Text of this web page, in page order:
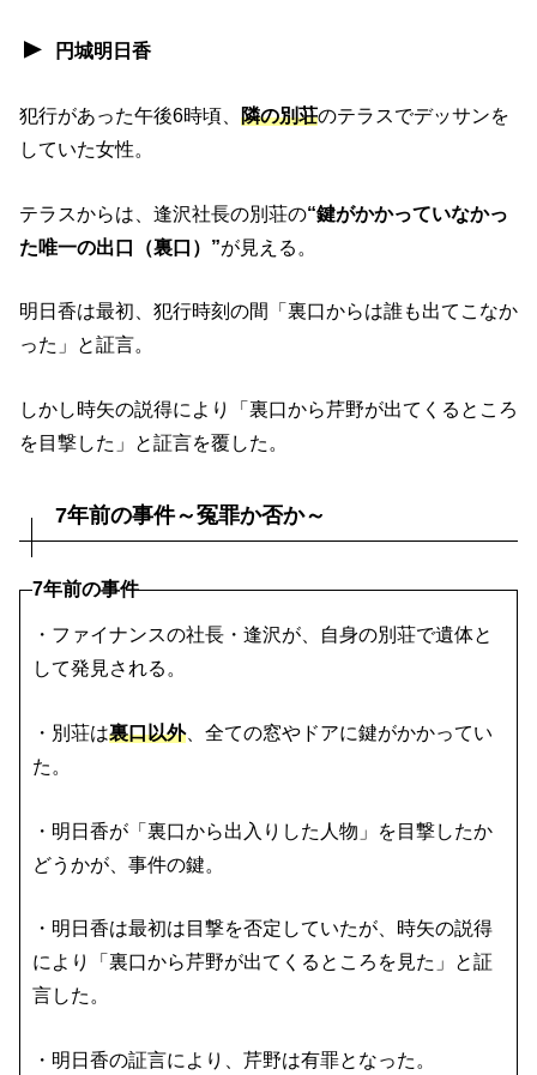
円城明日香
犯行があった午後6時頃、 隣の別荘のテラスでデッサンを
していた女性。
テラスからは、逢沢社長の別荘の“鍵がかかっていなかっ
た唯一の出口（裏口）”が見える。
明日香は最初、犯行時刻の間「裏口からは誰も出てこなか
った」と証言。
しかし時矢の説得により「裏口から芹野が出てくるところ
を目撃した」と証言を覆した。
7年前の事件～冤罪か否か～
7年前の事件
・ファイナンスの社長・逢沢が、自身の別荘で遺体と
して発見される。
・別荘は裏口以外、全ての窓やドアに鍵がかかってい
た。
・明日香が「裏口から出入りした人物」を目撃したか
どうかが、事件の鍵。
・明日香は最初は目撃を否定していたが、時矢の説得
により「裏口から芹野が出てくるところを見た」と証
言した。
・明日香の証言により、芹野は有罪となった。